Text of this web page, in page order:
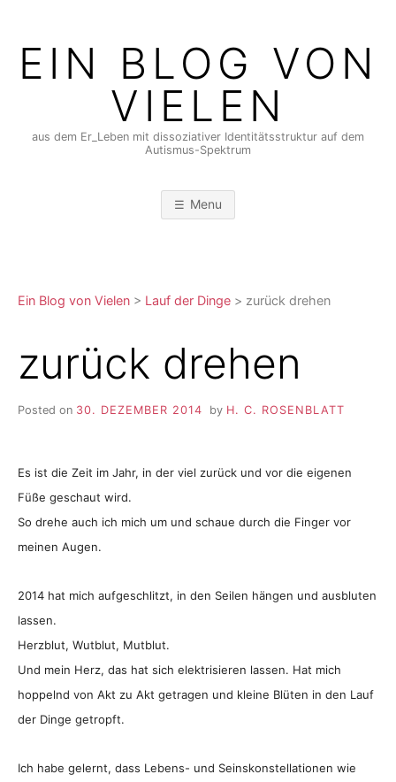
contentEIN BLOG VON
VIELEN
aus dem Er_Leben mit dissoziativer Identitätsstruktur auf dem
Autismus-Spektrum
Menu
Ein Blog von Vielen > Lauf der Dinge > zurück drehen
zurück drehen
Posted on 30. DEZEMBER 2014 by H. C. ROSENBLATT
Es ist die Zeit im Jahr, in der viel zurück und vor die eigenen
Füße geschaut wird.
So drehe auch ich mich um und schaue durch die Finger vor
meinen Augen.
2014 hat mich aufgeschlitzt, in den Seilen hängen und ausbluten
lassen.
Herzblut, Wutblut, Mutblut.
Und mein Herz, das hat sich elektrisieren lassen. Hat mich
hoppelnd von Akt zu Akt getragen und kleine Blüten in den Lauf
der Dinge getropft.
Ich habe gelernt, dass Lebens- und Seinskonstellationen wie